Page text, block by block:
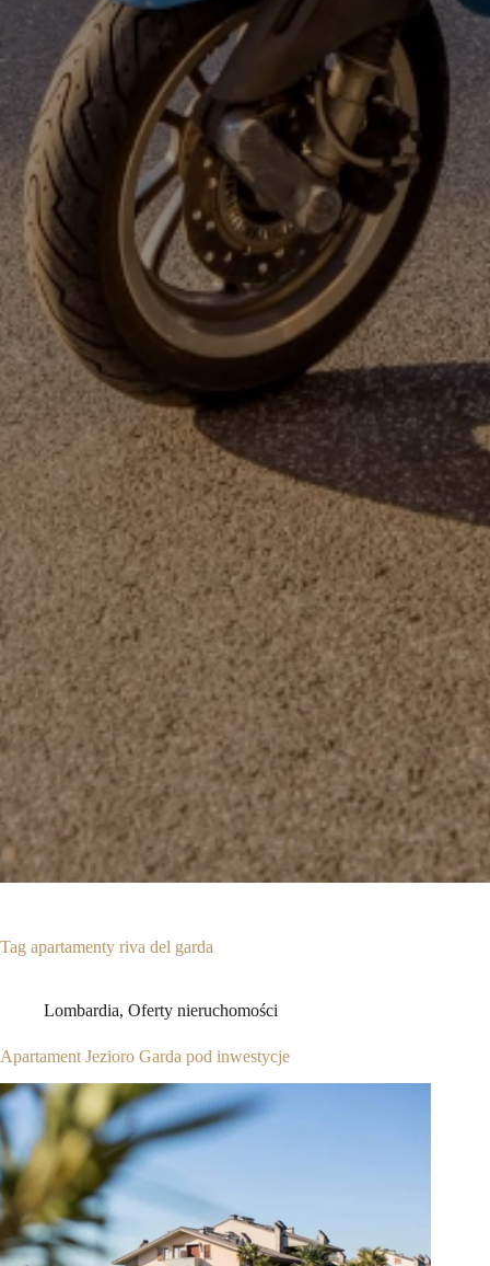
Tag apartamenty riva del garda
Lombardia, Oferty nieruchomości
Apartament Jezioro Garda pod inwestycje